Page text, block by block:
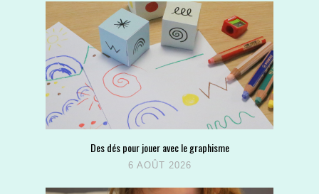
Des dés pour jouer avec le graphisme
6 AOÛT 2026